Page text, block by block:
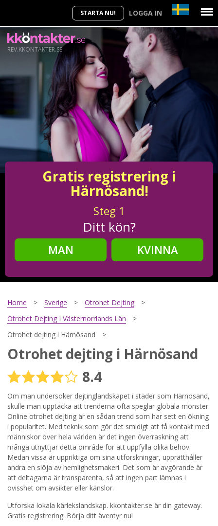
STARTA NU! LOGGA IN
REV.KKONTAKTER.SE
Gratis registrering i
Härnösand!
Steg 1
Ditt kön?
MAN
KVINNA
Steg2
Steg3
Din mailadress?
Genom att registrera godkänner jagVillkoren och
Sekretesspolicyn . Jag godkänner att ta emot information och
reklam via e-post från hemsidans operatörer. Jag kan dra
tillbaka godkännande när jag vill.
STARTA NU!
Home Sverige
Otrohet Dejting
Otrohet Dejting I Västernorrlands Län
Otrohet dejting i Härnösand
Otrohet dejting i Härnösand
8.4
Om man undersöker dejtinglandskapet i städer som Härnösand,
skulle man upptäcka att trenderna ofta speglar globala mönster.
Online otrohet dejting är en sådan trend som har sett en ökning
i popularitet. Med teknik som gör det smidigt att få kontakt med
människor över hela världen är det ingen överraskning att
många utnyttjar detta område för att uppfylla olika behov.
Medan vissa är uppriktiga om sina utforskningar, upprätthåller
andra en slöja av hemlighetsmakeri. Det som är avgörande är
att deltagarna är transparenta, så att ingen part lämnas i
ovisshet om avsikter eller känslor.
Utforska lokala kärlekslandskap. kkontakter.se är din gateway.
Gratis registrering. Börja ditt äventyr nu!